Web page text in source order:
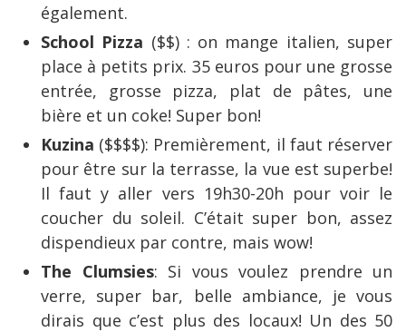
également.
School Pizza ($$) : on mange italien, super
place à petits prix. 35 euros pour une grosse
entrée, grosse pizza, plat de pâtes, une
bière et un coke! Super bon!
Kuzina ($$$$): Premièrement, il faut réserver
pour être sur la terrasse, la vue est superbe!
Il faut y aller vers 19h30-20h pour voir le
coucher du soleil. C’était super bon, assez
dispendieux par contre, mais wow!
The Clumsies: Si vous voulez prendre un
verre, super bar, belle ambiance, je vous
dirais que c’est plus des locaux! Un des 50